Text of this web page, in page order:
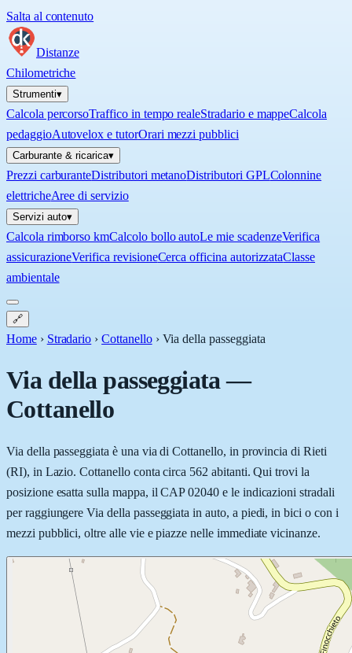
Salta al contenuto
Distanze
Chilometriche
Strumenti▾
Calcola percorsoTraffico in tempo realeStradario e mappeCalcola
pedaggioAutovelox e tutorOrari mezzi pubblici
Carburante & ricarica▾
Prezzi carburanteDistributori metanoDistributori GPLColonnine
elettricheAree di servizio
Servizi auto▾
Calcola rimborso kmCalcolo bollo autoLe mie scadenzeVerifica
assicurazioneVerifica revisioneCerca officina autorizzataClasse
ambientale
🔗
Home › Stradario › Cottanello › Via della passeggiata
Via della passeggiata—
Cottanello
Via della passeggiata è una via di Cottanello, in provincia di Rieti
(RI), in Lazio. Cottanello conta circa 562 abitanti. Qui trovi la
posizione esatta sulla mappa, il CAP 02040 e le indicazioni stradali
per raggiungere Via della passeggiata in auto, a piedi, in bici o con i
mezzi pubblici, oltre alle vie e piazze nelle immediate vicinanze.